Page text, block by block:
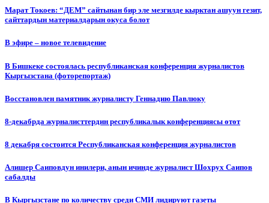
Марат Токоев: “ДЕМ” сайтынан бир эле мезгилде кырктан ашуун гезит,
сайттардын материалдарын окуса болот
В эфире – новое телевидение
В Бишкеке состоялась республиканская конференция журналистов
Кыргызстана (фоторепортаж)
Восстановлен памятник журналисту Геннадию Павлюку
8-декабрда журналисттердин республикалык конференциясы өтөт
8 декабря состоится Республиканская конференция журналистов
Алишер Саиповдун инилери, анын ичинде журналист Шохрух Саипов
сабалды
В Кыргызстане по количеству среди СМИ лидируют газеты